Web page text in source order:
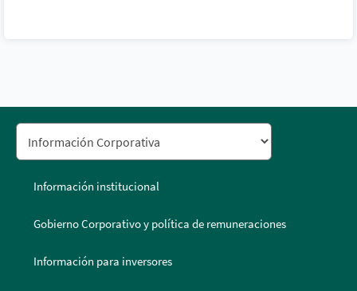
Información institucional
Gobierno Corporativo y política de remuneraciones
Información para inversores